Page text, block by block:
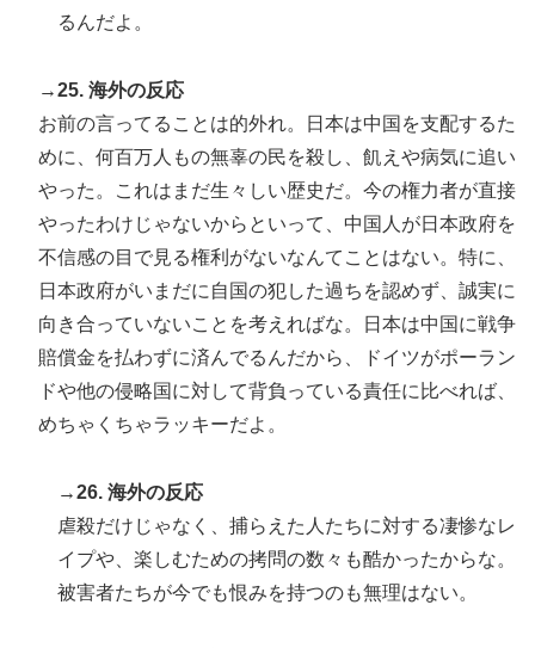
るんだよ。
→25. 海外の反応
お前の言ってることは的外れ。日本は中国を支配するた
めに、何百万人もの無辜の民を殺し、飢えや病気に追い
やった。これはまだ生々しい歴史だ。今の権力者が直接
やったわけじゃないからといって、中国人が日本政府を
不信感の目で見る権利がないなんてことはない。特に、
日本政府がいまだに自国の犯した過ちを認めず、誠実に
向き合っていないことを考えればな。日本は中国に戦争
賠償金を払わずに済んでるんだから、ドイツがポーラン
ドや他の侵略国に対して背負っている責任に比べれば、
めちゃくちゃラッキーだよ。
→26. 海外の反応
虐殺だけじゃなく、捕らえた人たちに対する凄惨なレ
イプや、楽しむための拷問の数々も酷かったからな。
被害者たちが今でも恨みを持つのも無理はない。